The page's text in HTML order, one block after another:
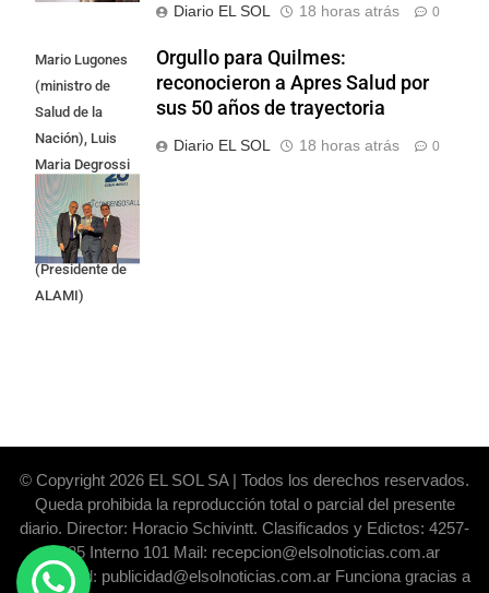
Diario EL SOL 18 horas atrás 0
Mario Lugones
(ministro de
Salud de la
Nación), Luis
Maria Degrossi
(Presidente de
Apres Salud) y
Cristian Mazza
(Presidente de
ALAMI)
Orgullo para Quilmes:
reconocieron a Apres Salud por
sus 50 años de trayectoria
Diario EL SOL 18 horas atrás 0
© Copyright 2026 EL SOL SA | Todos los derechos reservados.
Queda prohibida la reproducción total o parcial del presente
diario. Director: Horacio Schivintt. Clasificados y Edictos: 4257-
6325 Interno 101 Mail: recepcion@elsolnoticias.com.ar
Publicidad: publicidad@elsolnoticias.com.ar Funciona gracias a